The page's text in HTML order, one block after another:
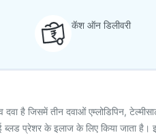
कॅश ऑन डिलीवरी
है जिसमें तीन दवाओं एम्लोडिपिन,
ब्लड प्रेशर के इलाज के लिए किया जाता